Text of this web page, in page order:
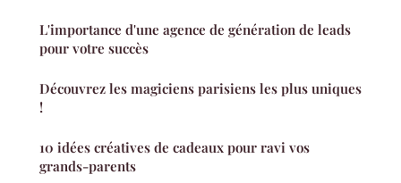
L'importance d'une agence de génération de leads
pour votre succès
Découvrez les magiciens parisiens les plus uniques
!
10 idées créatives de cadeaux pour ravi vos
grands-parents